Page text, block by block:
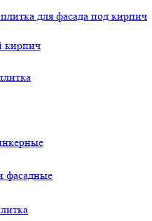
для фасада под кирпич
кирпич
фасадные